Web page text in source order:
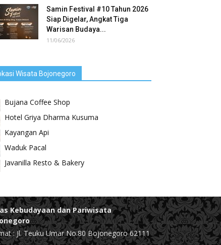
Samin Festival #10 Tahun 2026
Siap Digelar, Angkat Tiga
Warisan Budaya...
11/06/2026
Wisata Bojonegoro
Bujana Coffee Shop
Hotel Griya Dharma Kusuma
Kayangan Api
Waduk Pacal
Javanilla Resto & Bakery
Kebudayaan dan Pariwisata
: Jl. Teuku Umar No.80 Bojonegoro 62111